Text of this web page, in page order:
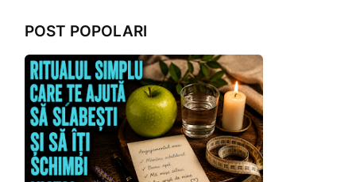
POST POPOLARI